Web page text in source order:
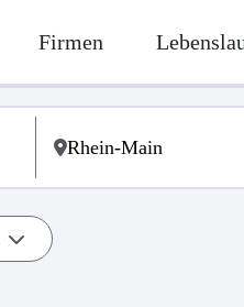
Firmen